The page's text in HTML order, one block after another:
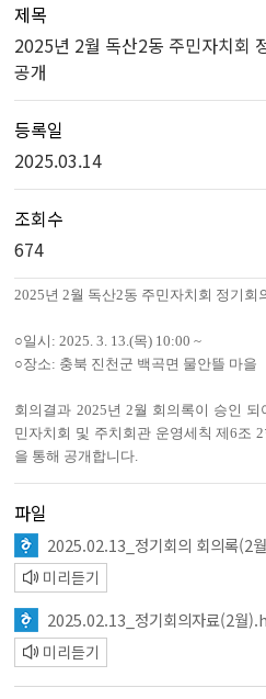
제목
2025년 2월 독산2동 주민자치회
공개
등록일
2025.03.14
조회수
674
2025년 2월 독산2동 주민자치회 정기회
○일시 : 2025. 3. 13.(목) 10:00 ~
○장소: 충북 진천군 백곡면 물안뜰 마을
회의결과 2025년 2월 회의록이 승인
민자치회 및 주치회관 운영세칙 제6조
을 통해 공개합니다.
파일
미리듣기
미리듣기